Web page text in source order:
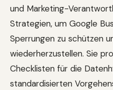
und Marketing-
Strategien, um Google
Sperrungen zu schützen
wiederherzustellen. Sie
Checklisten für die
standardisierten